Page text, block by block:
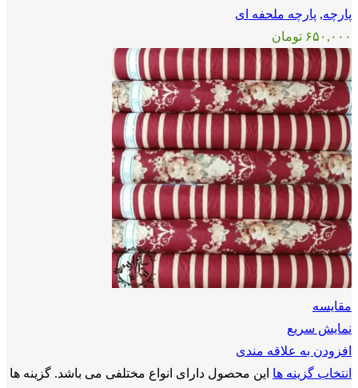
پارچه, پارچه ملحفه ای
۶۵۰,۰۰۰ تومان
مقايسه
نمایش سریع
افزودن به علاقه مندی
انتخاب گزینه ها این محصول دارای انواع مختلفی می باشد. گزینه ها